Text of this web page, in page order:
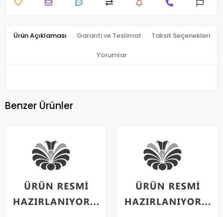
Ürün Açıklaması Garanti ve Teslimat Taksit Seçenekleri
Yorumlar
Benzer Ürünler